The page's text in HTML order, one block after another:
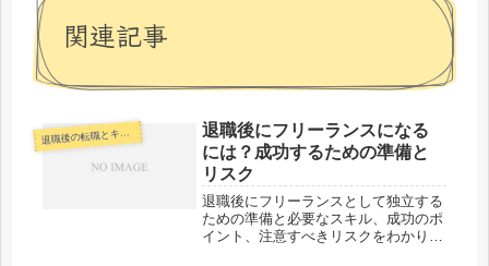
関連記事
退
職後の転職とキャリア
退職後にフリーランスになる
には？成功するための準備と
リスク
退職後にフリーランスとして独立する
ための準備と必要なスキル、成功のポ
イント、注意すべきリスクをわかりや